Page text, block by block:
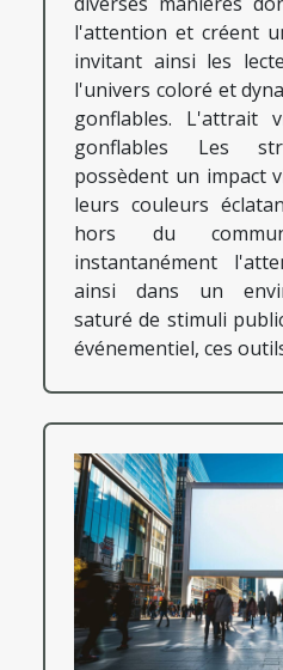
l'attention et créent
invitant ainsi les
l'univers coloré et
gonflables. L'attrait
gonflables Les
possèdent un impact
leurs couleurs
hors du
instantanément
ainsi dans un
saturé de stimuli
événementiel, ces